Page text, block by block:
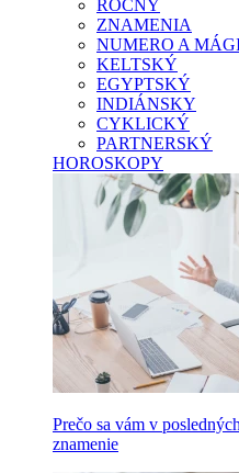
ROČNÝ
ZNAMENIA
NUMERO A
KELTSKÝ
EGYPTSKÝ
INDIÁNSKY
CYKLICKÝ
PARTNERSKÝ
HOROSKOPY
Prečo sa vám v
znamenie